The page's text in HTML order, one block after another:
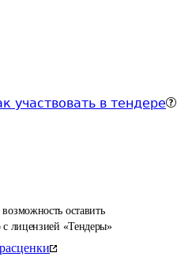
участвовать в тендере
оставить
с лицензией «Тендеры»